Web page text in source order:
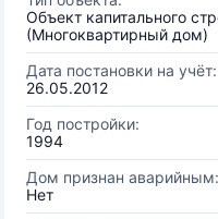
Объект капитального
(Многоквартирный дом)
Дата постановки на учёт:
26.05.2012
Год постройки:
1994
Дом признан аварийным:
Нет